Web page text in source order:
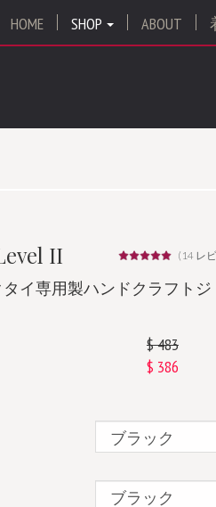
HOME SHOP ABOUT
II
イ専用製ハンドクラフトジ
( 14 レ
$483
$ 386